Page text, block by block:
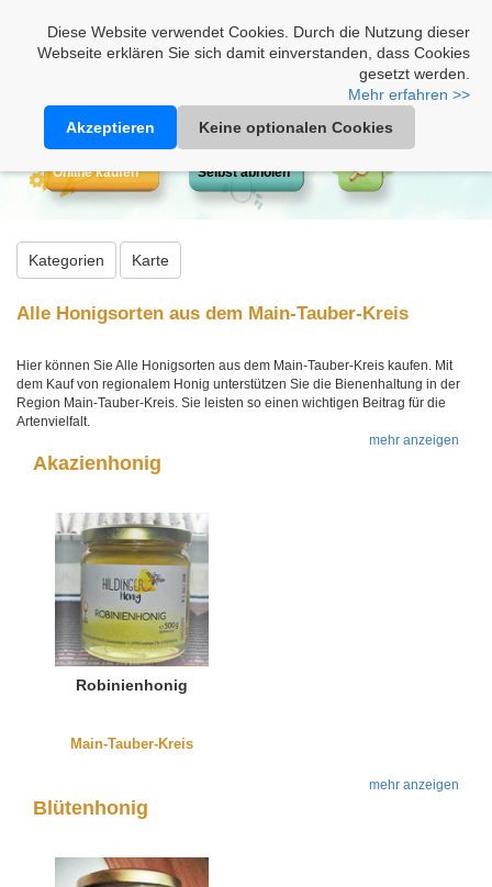
Diese Website verwendet Cookies. Durch die Nutzung dieser
Webseite erklären Sie sich damit einverstanden, dass Cookies
gesetzt werden.
Mehr erfahren >>
Akzeptieren
Keine optionalen Cookies
Online kaufen Selbst abholen
Kategorien Karte
Alle Honigsorten aus dem Main-Tauber-Kreis
Hier können Sie Alle Honigsorten aus dem Main-Tauber-Kreis kaufen. Mit
dem Kauf von regionalem Honig unterstützen Sie die Bienenhaltung in der
Region Main-Tauber-Kreis. Sie leisten so einen wichtigen Beitrag für die
Artenvielfalt.
mehr anzeigen
Akazienhonig
Robinienhonig
Main-Tauber-Kreis
mehr anzeigen
Blütenhonig